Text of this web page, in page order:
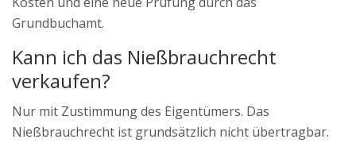
Grundbuchamt.
Kann ich das Nießbrauchrecht
verkaufen?
Nur mit Zustimmung des Eigentümers. Das
Nießbrauchrecht ist grundsätzlich nicht übertragbar.